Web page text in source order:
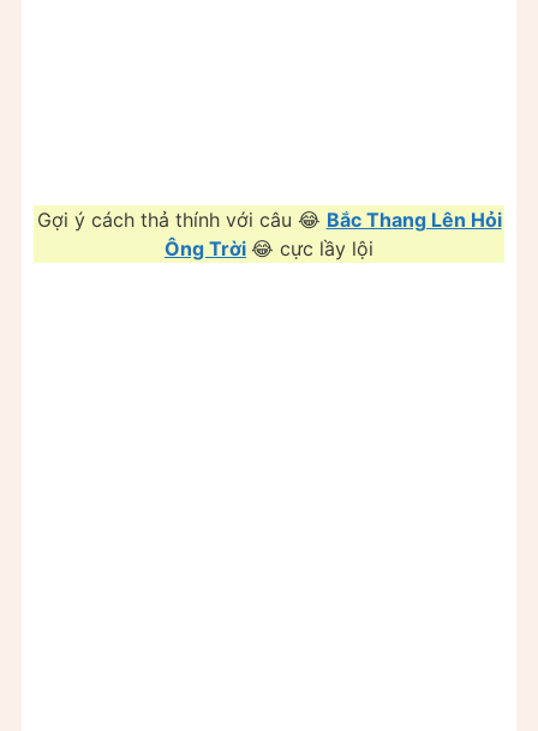
Gợi ý cách thả thính với câu 😂 Bắc Thang Lên Hỏi
Ông Trời 😂 cực lầy lội